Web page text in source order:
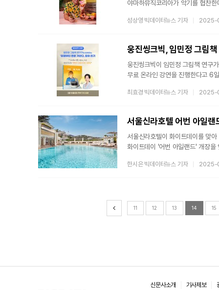
야마하뮤직코리아가 악기를 협찬
성수아트홀에서 열린다.이번 내한
뜨거운 태양과 싱그러운 자연을
피아노는 콘서트
성상영 빅데이터뉴스 기자 2025-
웅진씽크빅, 임민정 그림
웅진씽크빅이 임민정 그림책 연구
무료 온라인 강연을 진행한다고 6
거장 앤서니 브라운 작품 중 '이제
최효경 빅데이터뉴스 기자 2025-
서울신라호텔 어번 아일
서울신라호텔이 화이트데이를 맞
화이트데이 '어번 아일랜드' 개장
절반 이상은 커플 고객으로, 특히
한시은 빅데이터뉴스 기자
11 12 13 14 15
신문사소개 기사제보